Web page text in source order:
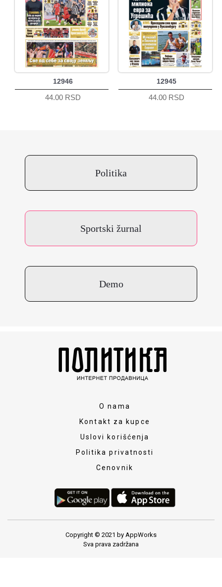
12946
44.00 RSD
12945
44.00 RSD
Politika
Sportski žurnal
Demo
O nama
Kontakt za kupce
Uslovi korišćenja
Politika privatnosti
Cenovnik
Copyright © 2021 by AppWorks
Sva prava zadržana